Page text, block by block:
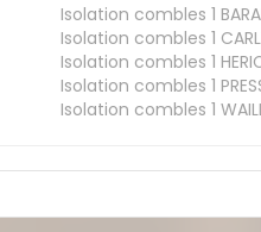
Isolation combles 1
Isolation combles 1
Isolation combles 1
Isolation combles 1
Isolation combles 1